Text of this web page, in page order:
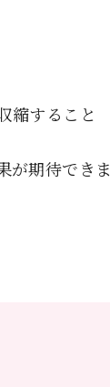
縮すること
が期待できま